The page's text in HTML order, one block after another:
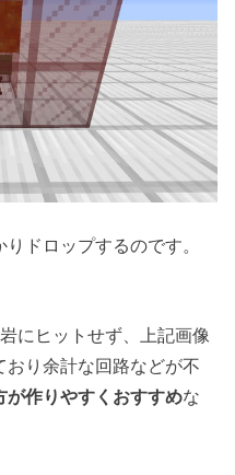
ドロップするのです。
にヒットせず、上記画像
り余計な回路などが不
が作りやすくおすすめな